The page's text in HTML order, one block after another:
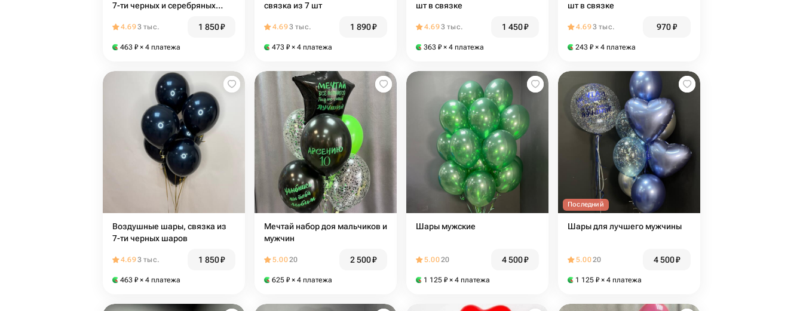
7-ти черных и серебряных
4.693 тыс. 1 850₽
463 ₽ × 4 платежа
связка из 7 шт
4.693 тыс. 1 890₽
473 ₽ × 4 платежа
шт в связке
4.693 тыс. 1 450₽
363 ₽ × 4 платежа
шт в связке
4.693 тыс. 970₽
243 ₽ × 4 платежа
Воздушные шары, связка из
7-ти черных шаров
4.693 тыс. 1 850₽
463 ₽ × 4 платежа
Мечтай набор доя мальчиков и
мужчин
5.0020 2 500₽
625 ₽ × 4 платежа
Шары мужские
5.0020 4 500₽
1 125 ₽ × 4 платежа
Последний
Шары для лучшего мужчины
5.0020 4 500₽
1 125 ₽ × 4 платежа